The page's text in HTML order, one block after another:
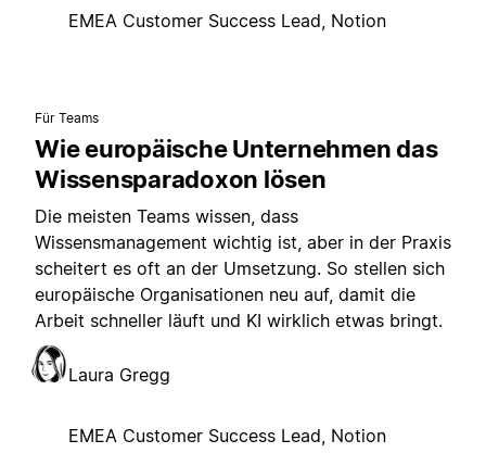
EMEA Customer Success Lead, Notion
Für Teams
Wie europäische Unternehmen das
Wissensparadoxon lösen
Die meisten Teams wissen, dass
Wissensmanagement wichtig ist, aber in der Praxis
scheitert es oft an der Umsetzung. So stellen sich
europäische Organisationen neu auf, damit die
Arbeit schneller läuft und KI wirklich etwas bringt.
Laura Gregg
EMEA Customer Success Lead, Notion